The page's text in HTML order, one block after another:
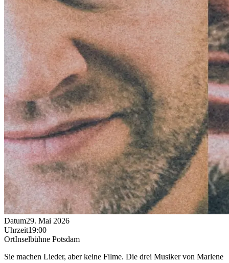
Datum29. Mai 2026
Uhrzeit19:00
OrtInselbühne Potsdam
Sie machen Lieder, aber keine Filme. Die drei Musiker von Marlene